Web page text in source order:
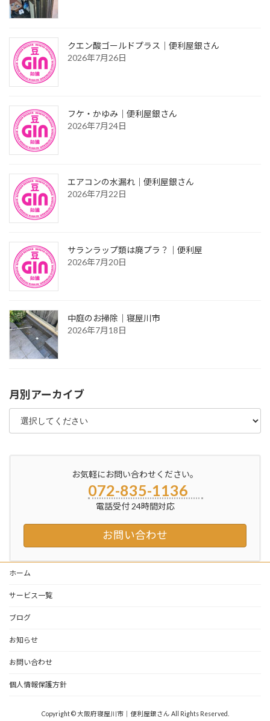
クエン酸ゴールドプラス｜便利屋銀さん
2026年7月26日
フケ・かゆみ｜便利屋銀さん
2026年7月24日
エアコンの水漏れ｜便利屋銀さん
2026年7月22日
サランラップ類は廃プラ？｜便利屋
2026年7月20日
中庭のお掃除｜寝屋川市
2026年7月18日
月別アーカイブ
お気軽にお問い合わせください。
072-835-1136
電話受付 24時間対応
お問い合わせ
ホーム
サービス一覧
ブログ
お知らせ
お問い合わせ
個人情報保護方針
Copyright © 大阪府寝屋川市｜便利屋銀さん All Rights Reserved.